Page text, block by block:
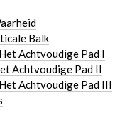
Balk
Achtvoudige Pad I
Achtvoudige Pad II
Achtvoudige Pad III